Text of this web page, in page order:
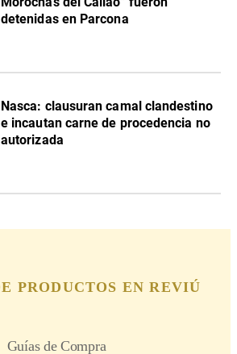
detenidas en Parcona
Nasca: clausuran camal clandestino
e incautan carne de procedencia no
autorizada